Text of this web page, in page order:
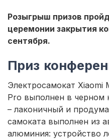
Розыгрыш призов
церемонии закрытия
сентября.
Приз
Электросамокат Xiaomi
Pro выполнен в черном
– лаконичный и
самоката выполнен из
алюминия: устройство